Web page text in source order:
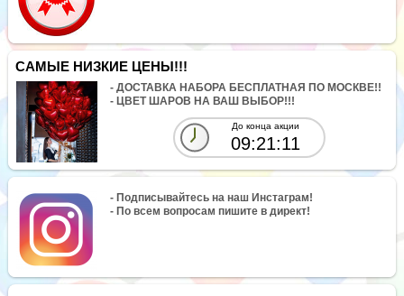
САМЫЕ НИЗКИЕ ЦЕНЫ!!!
- ДОСТАВКА НАБОРА БЕСПЛАТНАЯ ПО МОСКВЕ!!
- ЦВЕТ ШАРОВ НА ВАШ ВЫБОР!!!
До конца акции
09:21:11
- Подписывайтесь на наш Инстаграм!
- По всем вопросам пишите в директ!